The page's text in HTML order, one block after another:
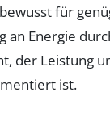
für
Energie
der Leistung
ist.